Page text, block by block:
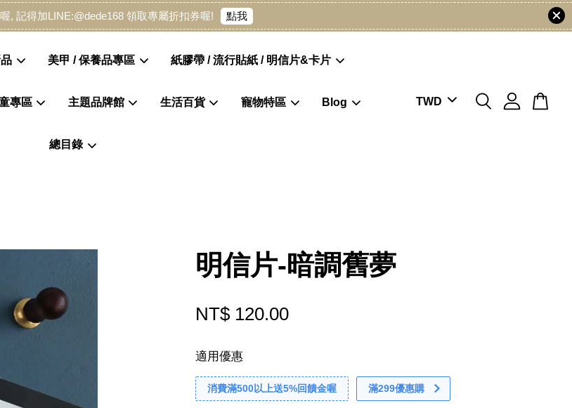
, 記得加LINE:@dede168 領取專屬折扣券喔! 點我
美甲 / 保養品專區 紙膠帶 / 流行貼紙 / 明信片&卡片
專區 主題品牌館 生活百貨 寵物特區 Blog
總目錄
明信片-暗調舊夢
NT$ 120.00
適用優惠
消費滿500以上送5%回饋金喔 滿299優惠購